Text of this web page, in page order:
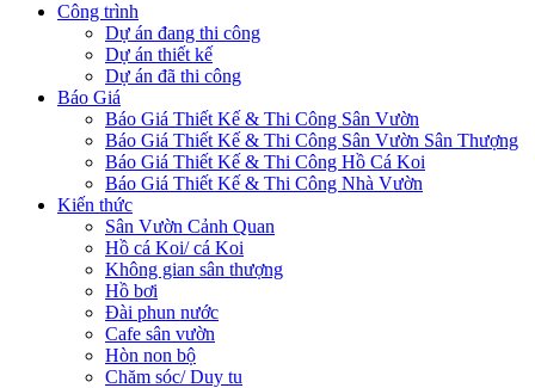
Công trình
Dự án đang thi công
Dự án thiết kế
Dự án đã thi công
Báo Giá
Báo Giá Thiết Kế & Thi Công Sân Vườn
Báo Giá Thiết Kế & Thi Công Sân Vườn Sân Thượng
Báo Giá Thiết Kế & Thi Công Hồ Cá Koi
Báo Giá Thiết Kế & Thi Công Nhà Vườn
Kiến thức
Sân Vườn Cảnh Quan
Hồ cá Koi/ cá Koi
Không gian sân thượng
Hồ bơi
Đài phun nước
Cafe sân vườn
Hòn non bộ
Chăm sóc/ Duy tu